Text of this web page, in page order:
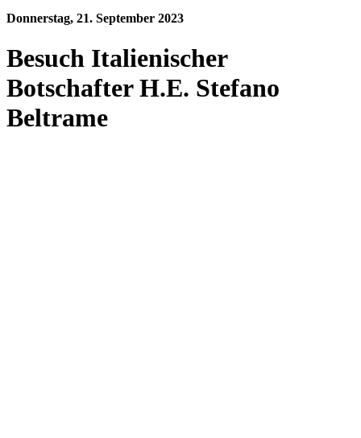
Donnerstag, 21. September 2023
Besuch Italienischer
Botschafter H.E. Stefano
Beltrame